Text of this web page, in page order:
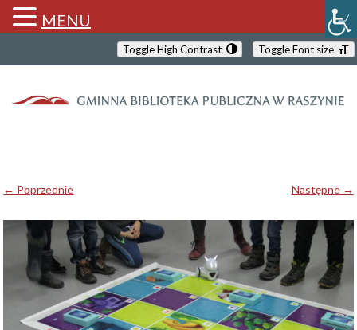
Toggle High Contrast Toggle Font size
← Poprzednie Następne →
MENU